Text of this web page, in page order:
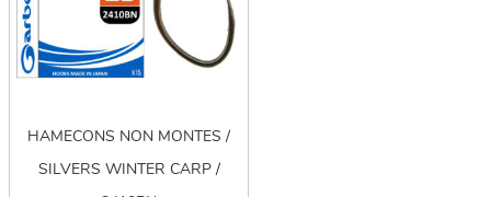
HAMECONS NON MONTES /
SILVERS WINTER CARP /